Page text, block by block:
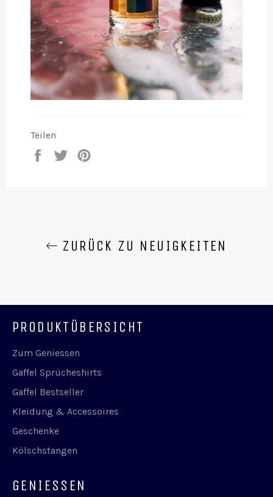
Teilen
Auf
Auf
ZURÜCK ZU NEUIGKEITEN
PRODUKTÜBERSICHT
Zum Geniessen
Gaffel Sprücheshirts
Gaffel Bestseller
Kleidung & Accessoires
Geschenke
Kölschstangen
GENIESSEN